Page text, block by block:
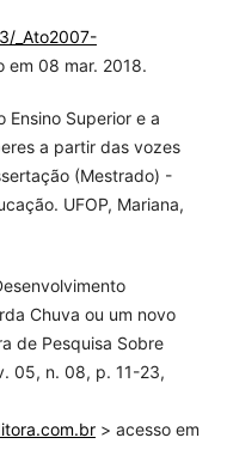
_Ato2007-
em 08 mar. 2018.
Ensino Superior e a
a partir das vozes
(Mestrado) -
UFOP, Mariana,
Chuva ou um novo
de Pesquisa Sobre
05, n. 08, p. 11-23,
> acesso em